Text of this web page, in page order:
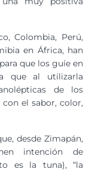
Colombia, Perú,
en África, han
que los guíe en
que al utilizarla
de los
el sabor, color,
desde Zimapán,
intención de
es la tuna), “la